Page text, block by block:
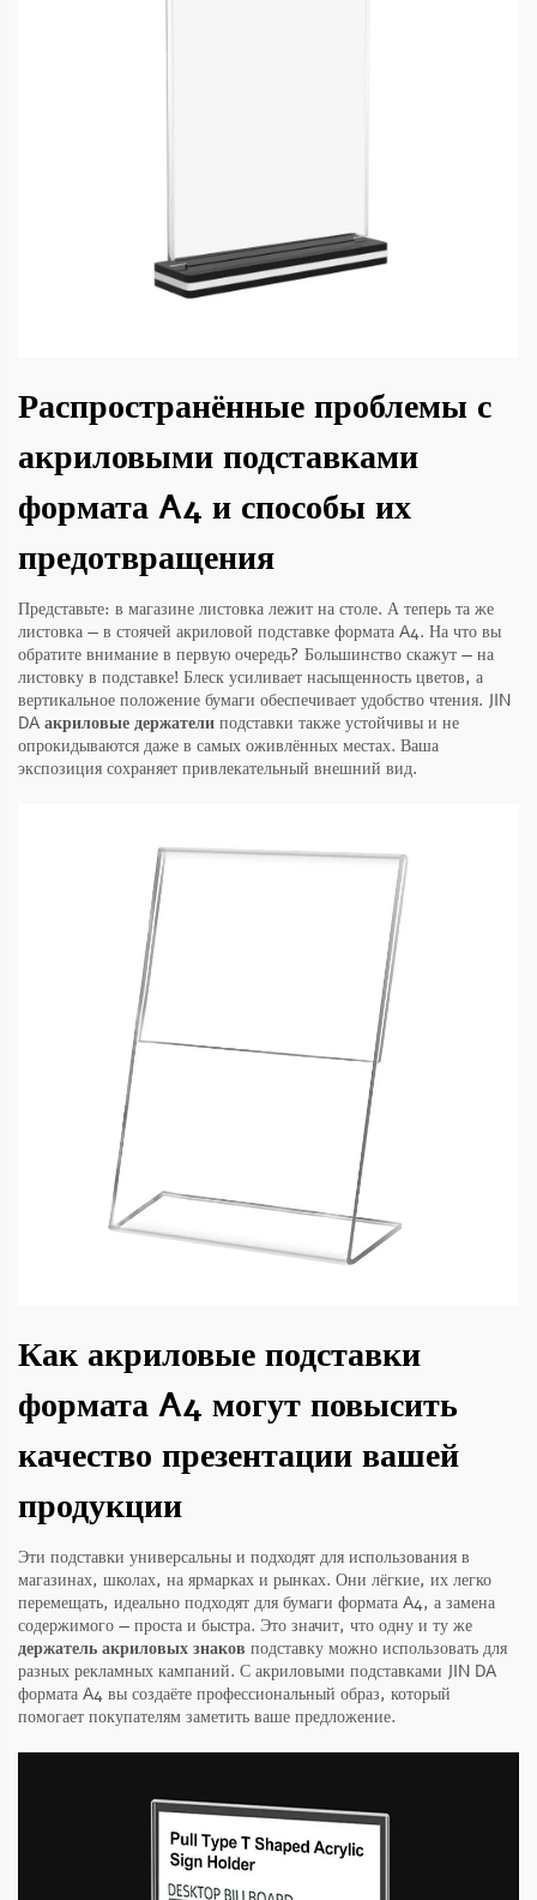
Распространённые проблемы с
акриловыми подставками
формата A4 и способы их
предотвращения
Представьте: в магазине листовка лежит на столе. А теперь та же
листовка — в стоячей акриловой подставке формата A4. На что вы
обратите внимание в первую очередь? Большинство скажут — на
листовку в подставке! Блеск усиливает насыщенность цветов, а
вертикальное положение бумаги обеспечивает удобство чтения. JIN
DA акриловые держатели подставки также устойчивы и не
опрокидываются даже в самых оживлённых местах. Ваша
экспозиция сохраняет привлекательный внешний вид.
Как акриловые подставки
формата A4 могут повысить
качество презентации вашей
продукции
Эти подставки универсальны и подходят для использования в
магазинах, школах, на ярмарках и рынках. Они лёгкие, их легко
перемещать, идеально подходят для бумаги формата A4, а замена
содержимого — проста и быстра. Это значит, что одну и ту же
держатель акриловых знаков подставку можно использовать для
разных рекламных кампаний. С акриловыми подставками JIN DA
формата A4 вы создаёте профессиональный образ, который
помогает покупателям заметить ваше предложение.